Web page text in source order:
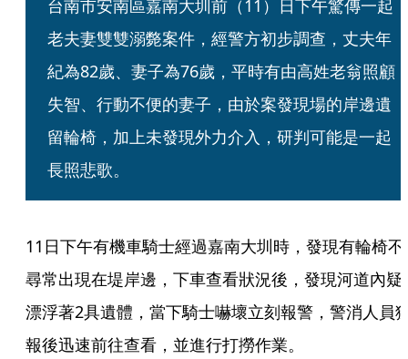
台南市安南區嘉南大圳前（11）日下午驚傳一起
老夫妻雙雙溺斃案件，經警方初步調查，丈夫年
紀為82歲、妻子為76歲，平時有由高姓老翁照顧
失智、行動不便的妻子，由於案發現場的岸邊遺
留輪椅，加上未發現外力介入，研判可能是一起
長照悲歌。
11日下午有機車騎士經過嘉南大圳時，發現有輪椅不
尋常出現在堤岸邊，下車查看狀況後，發現河道內疑
漂浮著2具遺體，當下騎士嚇壞立刻報警，警消人員
報後迅速前往查看，並進行打撈作業。